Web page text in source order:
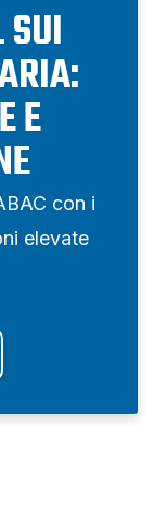
E
con i
elevate